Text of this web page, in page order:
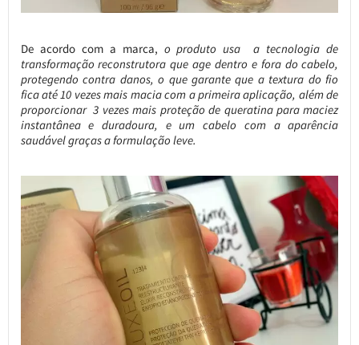
De acordo com a marca, o produto usa a tecnologia de
transformação reconstrutora que age dentro e fora do cabelo,
protegendo contra danos, o que garante que a textura do fio
fica até 10 vezes mais macia com a primeira aplicação, além de
proporcionar 3 vezes mais proteção de queratina para maciez
instantânea e duradoura, e um cabelo com a aparência
saudável graças a formulação leve.